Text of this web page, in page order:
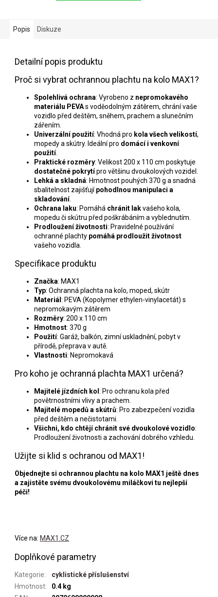
Popis Diskuze
Detailní popis produktu
Proč si vybrat ochrannou plachtu na kolo MAX1?
Spolehlivá ochrana: Vyrobeno z nepromokavého
materiálu PEVAs voděodolným zátěrem, chrání vaše
vozidlo před deštěm, sněhem, prachem a slunečním
zářením.
Univerzální použití: Vhodná pro kola všech velikostí,
mopedy a skútry. Ideální pro domácí i venkovní
použití.
Praktické rozměry: Velikost 200 x 110 cm poskytuje
dostatečné pokrytípro většinu dvoukolových vozidel.
Lehká a skladná: Hmotnost pouhých 370 g a snadná
sbalitelnost zajišťujípohodlnou manipulaci a
skladování.
Ochrana laku: Pomáhá chránit lakvašeho kola,
mopedu či skútru před poškrábáním a vyblednutím.
Prodloužení životnosti: Pravidelné používání
ochranné plachty pomáhá prodloužit životnost
vašeho vozidla.
Specifikace produktu
Značka: MAX1
Typ: Ochranná plachta na kolo, moped, skútr
Materiál : PEVA (Kopolymer ethylen-vinylacetát) s
nepromokavým zátěrem
Rozměry: 200 x 110 cm
Hmotnost: 370 g
Použití: Garáž, balkón, zimní uskladnění, pobyt v
přírodě, přeprava v autě.
Vlastnosti: Nepromokavá
Pro koho je ochranná plachta MAX1 určená?
Majitelé jízdních kol : Pro ochranu kola před
povětrnostními vlivy a prachem.
Majitelé mopedů a skútrů: Pro zabezpečení vozidla
před deštěm a nečistotami.
Všichni, kdo chtějí chránit své dvoukolové vozidlo:
Prodloužení životnosti a zachování dobrého vzhledu.
Užijte si klid s ochranou od MAX1!
Objednejte si ochrannou plachtu na kolo MAX1 ještě dnes
a zajistěte svému dvoukolovému miláčkovi tu nejlepší
péči!
Více na: MAX1.CZ
Doplňkové parametry
Kategorie:
cyklistické příslušenství
Hmotnost:
0.4 kg